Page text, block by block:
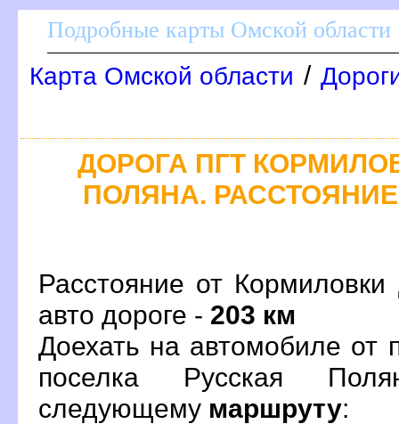
Подробные карты Омской области
Карта Омской области /
ДОРОГА ПГТ
ПОЛЯНА.
Расстояние от
авто дороге - 203 км
Доехать на автомобиле от
поселка Русская
следующему маршруту: